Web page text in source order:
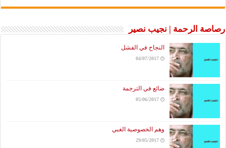
رصاصة الرحمة | نجيب نصير
النجاح في الفشل
04/07/2017
ضائع في الترجمة
05/06/2017
وهم الخصوصية الغبي
29/05/2017